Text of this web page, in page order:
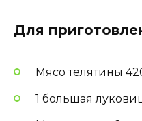
Для
Мясо телятины
1 большая